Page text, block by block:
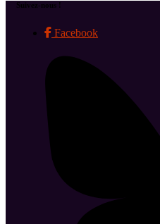
Suivez-nous !
Facebook